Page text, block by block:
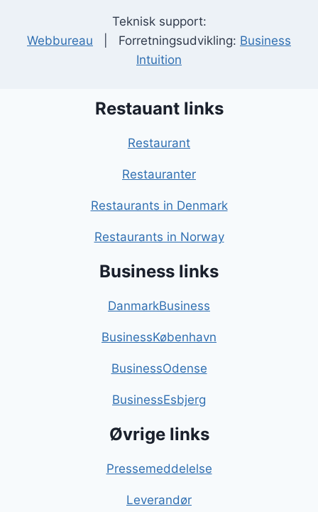
Teknisk support:
Webbureau | Forretningsudvikling: Business
Intuition
Restauant links
Restaurant
Restauranter
Restaurants in Denmark
Restaurants in Norway
Business links
DanmarkBusiness
BusinessKøbenhavn
BusinessOdense
BusinessEsbjerg
Øvrige links
Pressemeddelelse
Leverandør